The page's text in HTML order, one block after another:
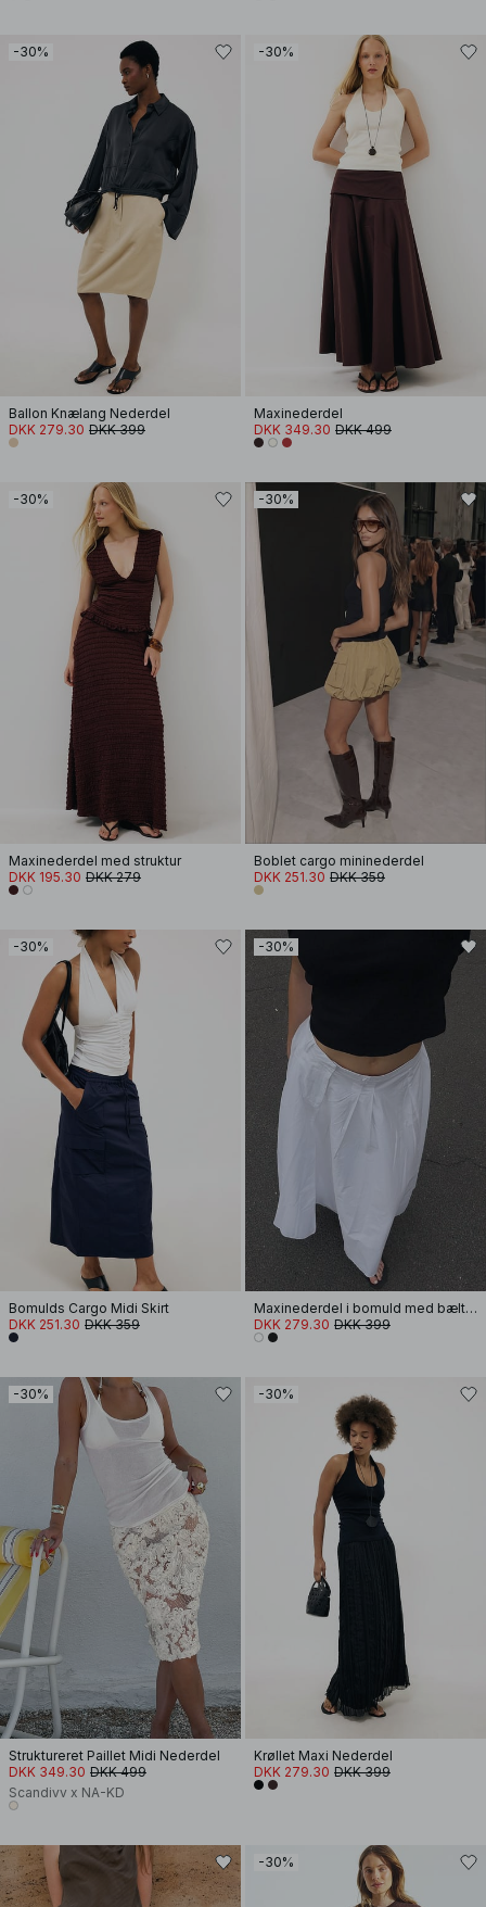
-30%
Ballon Knælang Nederdel
DKK 279.30 DKK 399
-30%
Maxinederdel
DKK 349.30 DKK 499
-30%
Maxinederdel med struktur
DKK 195.30 DKK 279
-30%
Boblet cargo mininederdel
DKK 251.30 DKK 359
-30%
Bomulds Cargo Midi Skirt
DKK 251.30 DKK 359
-30%
Maxinederdel i bomuld med bæltestrop
DKK 279.30 DKK 399
-30%
Struktureret Paillet Midi Nederdel
DKK 349.30 DKK 499
Scandivv x NA-KD
-30%
Krøllet Maxi Nederdel
DKK 279.30 DKK 399
-30%